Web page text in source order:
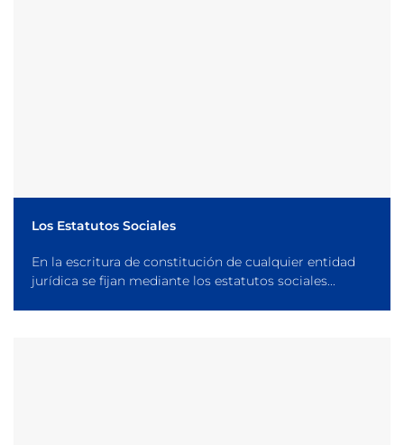
Los Estatutos Sociales
En la escritura de constitución de cualquier entidad
jurídica se fijan mediante los estatutos sociales...